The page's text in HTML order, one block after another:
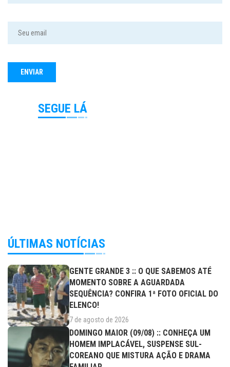
SEGUE LÁ
ÚLTIMAS NOTÍCIAS
GENTE GRANDE 3 :: O QUE SABEMOS ATÉ
MOMENTO SOBRE A AGUARDADA
SEQUÊNCIA? CONFIRA 1ª FOTO OFICIAL DO
ELENCO!
7 de agosto de 2026
DOMINGO MAIOR (09/08) :: CONHEÇA UM
HOMEM IMPLACÁVEL, SUSPENSE SUL-
COREANO QUE MISTURA AÇÃO E DRAMA